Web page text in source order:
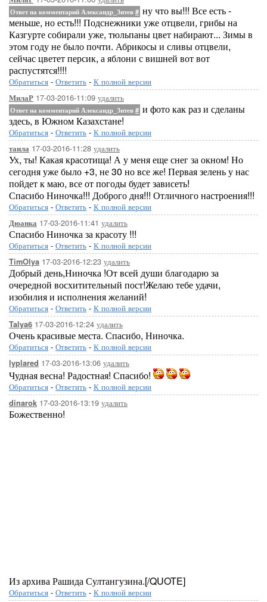
Ответ на комментарий Александр_Зитев # ну что вы!!! Все есть -
меньше, но есть!!! Подснежники уже отцвели, грибы на
Казгурте собирали уже, тюльпаны цвет набирают... Зимы в
этом году не было почти. Абрикосы и сливы отцвели,
сейчас цветет персик, а яблони с вишней вот вот
распустятся!!!!
Обратиться - Ответить - К полной версии
МилаР 17-03-2016-11:09 удалить
Ответ на комментарий Александр_Зитев # и фото как раз и сделаны
здесь, в Южном Казахстане!
Обратиться - Ответить - К полной версии
таила 17-03-2016-11:28 удалить
Ух, ты! Какая красотища! А у меня еще снег за окном! Но
сегодня уже было +3, не 30 но все же! Первая зелень у нас
пойдет к маю, все от погоды будет зависеть!
Спасибо Ниночка!!! Доброго дня!!! Отличного настроения!!!
Обратиться - Ответить - К полной версии
Дюанка 17-03-2016-11:41 удалить
Спасибо Ниночка за красоту !!!
Обратиться - Ответить - К полной версии
TimOlya 17-03-2016-12:23 удалить
Добрый день,Ниночка !От всей души благодарю за
очередной восхитительный пост!Желаю тебе удачи,
изобилия и исполнения желаний!
Обратиться - Ответить - К полной версии
Talya6 17-03-2016-12:24 удалить
Очень красивые места. Спасибо, Ниночка.
Обратиться - Ответить - К полной версии
lyplared 17-03-2016-13:06 удалить
Чудная весна! Радостная! Спасибо!
Обратиться - Ответить - К полной версии
dinarok 17-03-2016-13:19 удалить
Божественно!
Из архива Рашида Султангузина.[/QUOTE]
Обратиться - Ответить - К полной версии